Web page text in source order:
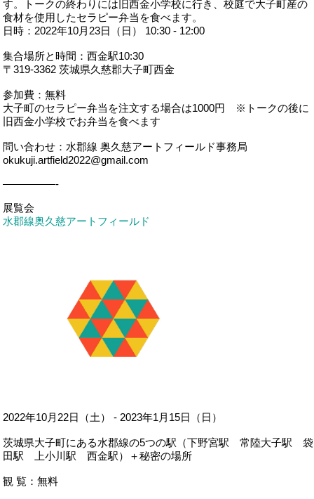
す。トークの終わりには旧西金小学校に行き、校庭で大子町産の
食材を使用したセラピー弁当を食べます。
日時：2022年10月23日（日） 10:30 - 12:00
集合場所と時間：西金駅10:30
〒319-3362 茨城県久慈郡大子町西金
参加費：無料
大子町のセラピー弁当を注文する場合は1000円 ※トークの後に
旧西金小学校でお弁当を食べます
問い合わせ：水郡線 奥久慈アートフィールド事務局
okukuji.artfield2022@gmail.com
—————-
展覧会
水郡線奥久慈アートフィールド
2022年10月22日（土） - 2023年1月15日（日）
茨城県大子町にある水郡線の5つの駅（下野宮駅 常陸大子駅 袋
田駅 上小川駅 西金駅）＋秘密の場所
観 覧：無料